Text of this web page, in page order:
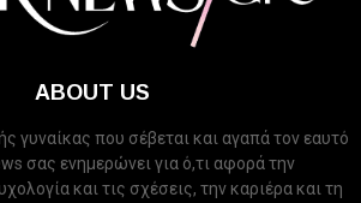
ABOUT US
γυναίκας που σέβεται και αγαπά τον εαυτό
σας ενημερώνει για ό,τι αφορά την
και τις σχέσεις, την καριέρα και τη